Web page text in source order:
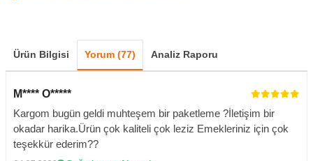
Ürün Bilgisi Yorum (77) Analiz Raporu
M**** O*****
Kargom bugün geldi muhteşem bir paketleme ?İletişim bir
okadar harika.Ürün çok kaliteli çok leziz Emekleriniz için çok
teşekkür ederim??